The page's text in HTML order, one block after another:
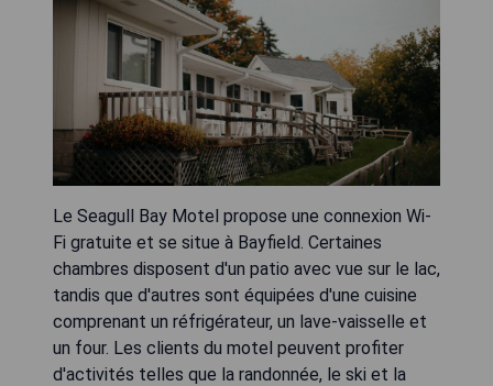
Le Seagull Bay Motel propose une connexion Wi-
Fi gratuite et se situe à Bayfield. Certaines
chambres disposent d'un patio avec vue sur le lac,
tandis que d'autres sont équipées d'une cuisine
comprenant un réfrigérateur, un lave-vaisselle et
un four. Les clients du motel peuvent profiter
d'activités telles que la randonnée, le ski et la